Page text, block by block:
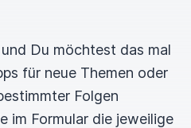
Du möchtest das mal
für neue Themen oder
Folgen
im Formular die jeweilige